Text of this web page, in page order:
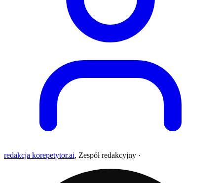
redakcja korepetytor.ai, Zespół redakcyjny ·